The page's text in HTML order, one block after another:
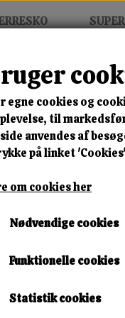
Stockings
Hold-Up
119,00 kr.
S M
egne cookies og
til
anvendes af
på linket
om cookies her
Nødvendige cookies
Funktionelle cookies
Statistik cookies